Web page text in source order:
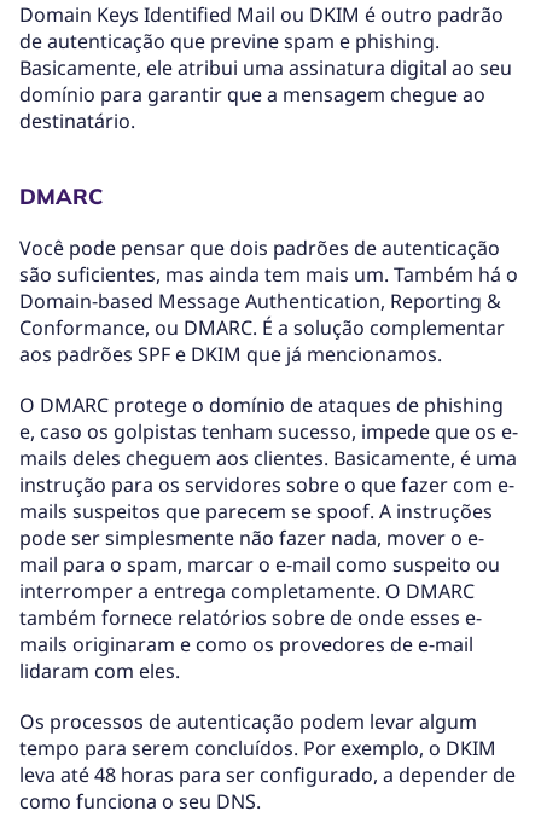
Domain Keys Identified Mail ou DKIM é outro padrão
de autenticação que previne spam e phishing.
Basicamente, ele atribui uma assinatura digital ao seu
domínio para garantir que a mensagem chegue ao
destinatário.
DMARC
Você pode pensar que dois padrões de autenticação
são suficientes, mas ainda tem mais um. Também há o
Domain-based Message Authentication, Reporting &
Conformance, ou DMARC. É a solução complementar
aos padrões SPF e DKIM que já mencionamos.
O DMARC protege o domínio de ataques de phishing
e, caso os golpistas tenham sucesso, impede que os e-
mails deles cheguem aos clientes. Basicamente, é uma
instrução para os servidores sobre o que fazer com e-
mails suspeitos que parecem se spoof. A instruções
pode ser simplesmente não fazer nada, mover o e-
mail para o spam, marcar o e-mail como suspeito ou
interromper a entrega completamente. O DMARC
também fornece relatórios sobre de onde esses e-
mails originaram e como os provedores de e-mail
lidaram com eles.
Os processos de autenticação podem levar algum
tempo para serem concluídos. Por exemplo, o DKIM
leva até 48 horas para ser configurado, a depender de
como funciona o seu DNS.